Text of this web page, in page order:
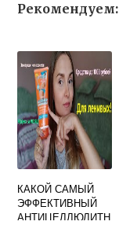
Рекомендуем:
КАКОЙ САМЫЙ
ЭФФЕКТИВНЫЙ
АНТИЦЕЛЛЮЛИТН